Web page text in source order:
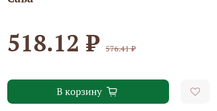
518.12 ₽ 576.41 ₽
В корзину